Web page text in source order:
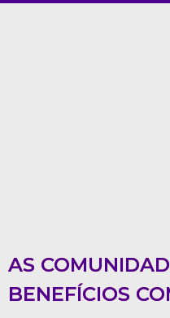
AS
BENEFÍCIOS